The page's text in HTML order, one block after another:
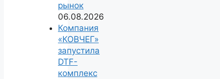
рынок
06.08.2026
Компания
«КОВЧЕГ»
запустила
DTF-
комплекс